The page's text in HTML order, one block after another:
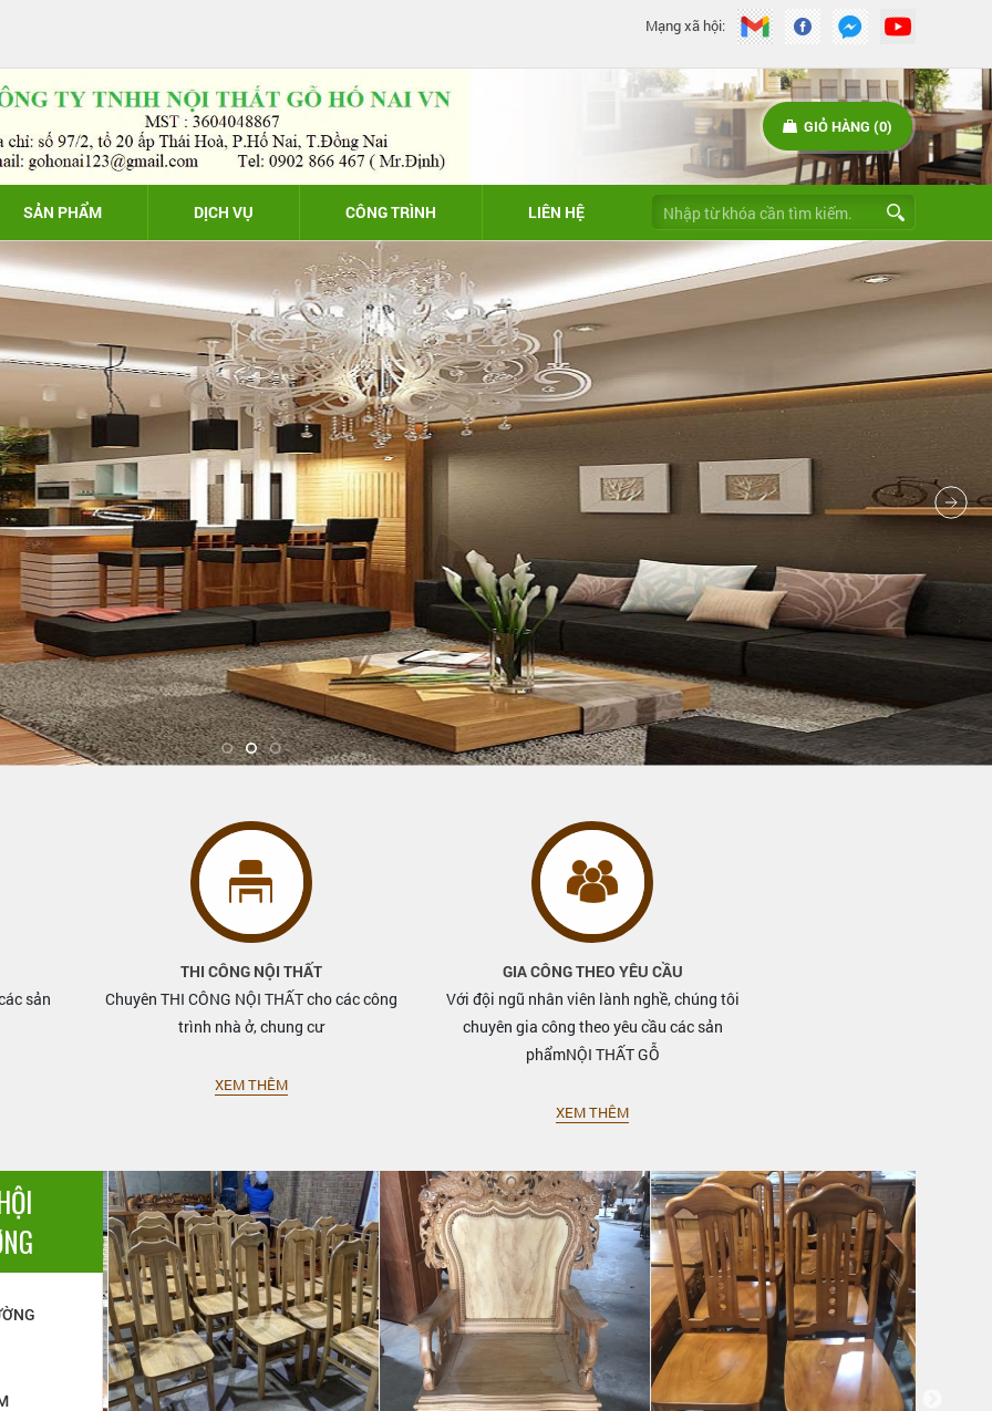
Mạng xã hội:
GIỎ HÀNG (0)
SẢN PHẨM DỊCH VỤ CÔNG TRÌNH LIÊN HỆ
sản
THI CÔNG NỘI THẤT
Chuyên THI CÔNG NỘI THẤT cho các công
trình nhà ở, chung cư
XEM THÊM
GIA CÔNG THEO YÊU CẦU
Với đội ngũ nhân viên lành nghề, chúng tôi
chuyên gia công theo yêu cầu các sản
phẩmNỘI THẤT GỖ
XEM THÊM